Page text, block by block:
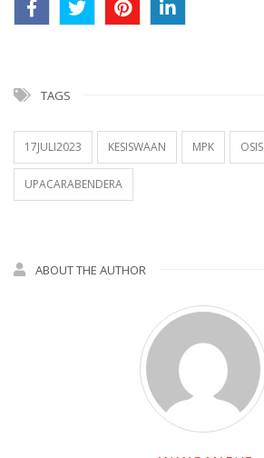
TAGS
17JULI2023 KESISWAAN MPK OSIS
UPACARABENDERA
ABOUT THE AUTHOR